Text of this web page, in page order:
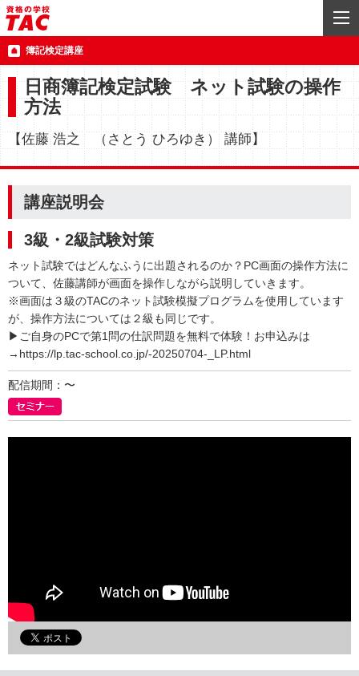
簿記検定講座
日商簿記検定試験 ネット試験の操作
方法
【佐藤 浩之 （さとう ひろゆき） 講師】
講座説明会
3級・2級試験対策
ネット試験ではどんなふうに出題されるのか？PC画面の操作方法に
ついて、佐藤講師が画面を操作しながら説明していきます。
※画面は３級のTACのネット試験模擬プログラムを使用しています
が、操作方法については２級も同じです。
▶ご自身のPCで第1問の仕訳問題を無料で体験！お申込みは
→https://lp.tac-school.co.jp/-20250704-_LP.html
配信期間：〜